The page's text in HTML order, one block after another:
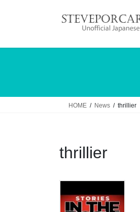
HOME News thrillier
thrillier